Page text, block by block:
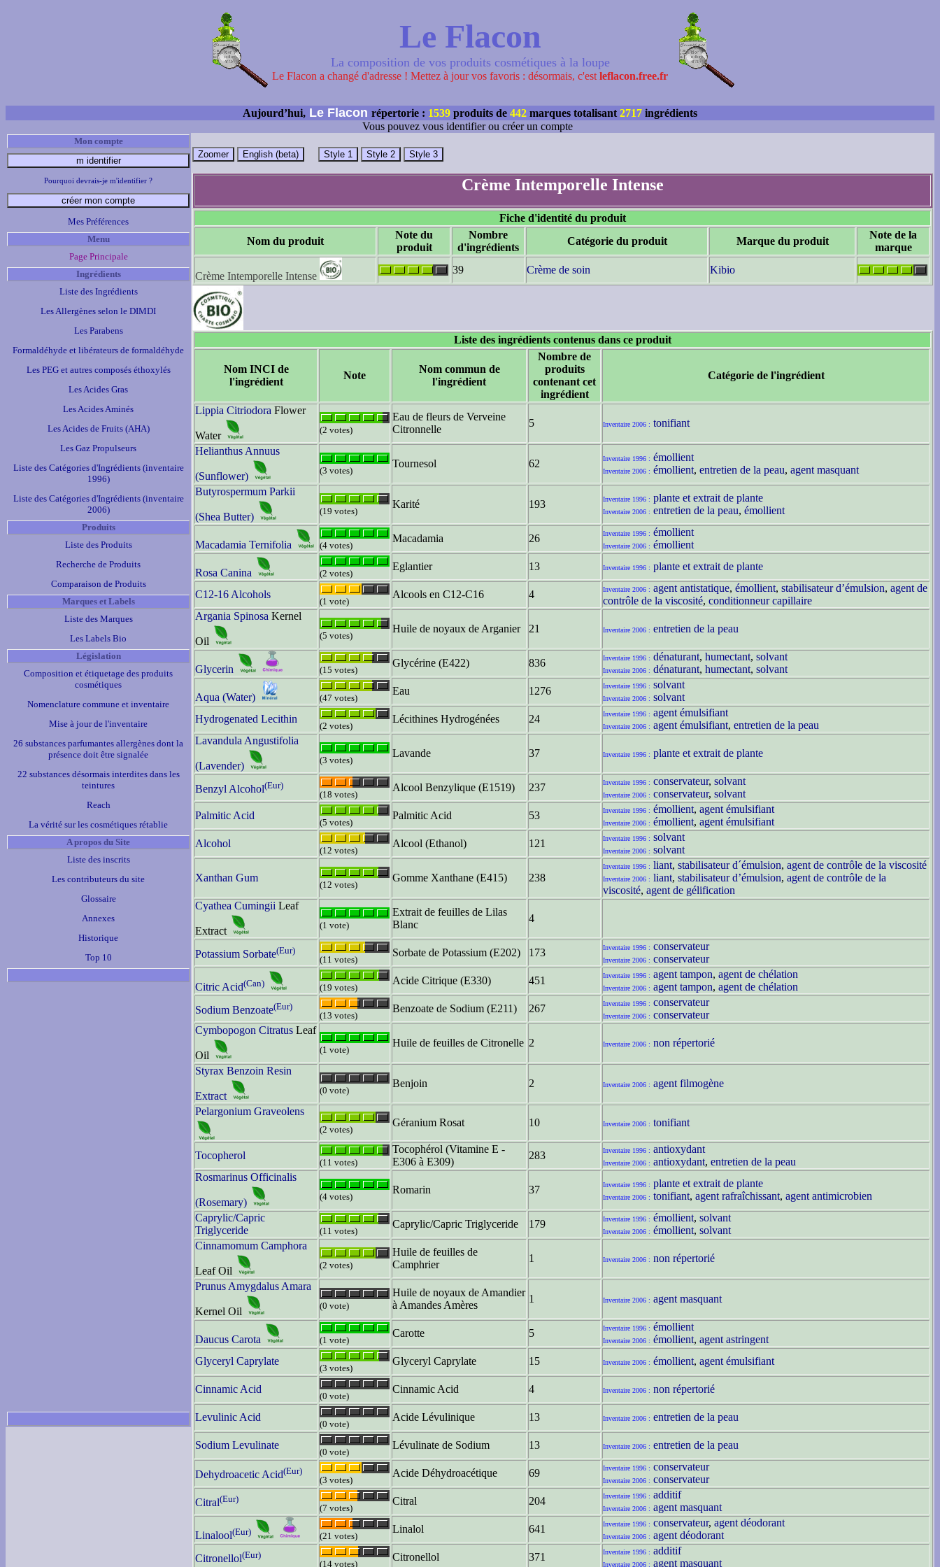
Le Flacon
La composition de vos produits cosmétiques à la loupe
Le Flacon a changé d'adresse ! Mettez à jour vos favoris : désormais, c'est leflacon.free.fr
Aujourd’hui, Le Flacon répertorie : 1539 produits de 442 marques totalisant 2717 ingrédients
Vous pouvez vous identifier ou créer un compte
Mon compte
Pourquoi devrais-je m'identifier ?
Mes Préférences
Menu
Page Principale
Ingrédients
Liste des Ingrédients
Les Allergènes selon le DIMDI
Les Parabens
Formaldéhyde et libérateurs de formaldéhyde
Les PEG et autres composés éthoxylés
Les Acides Gras
Les Acides Aminés
Les Acides de Fruits (AHA)
Les Gaz Propulseurs
Liste des Catégories d'Ingrédients (inventaire
1996)
Liste des Catégories d'Ingrédients (inventaire
2006)
Produits
Liste des Produits
Recherche de Produits
Comparaison de Produits
Marques et Labels
Liste des Marques
Les Labels Bio
Législation
Composition et étiquetage des produits
cosmétiques
Nomenclature commune et inventaire
Mise à jour de l'inventaire
26 substances parfumantes allergènes dont la
présence doit être signalée
22 substances désormais interdites dans les
teintures
Reach
La vérité sur les cosmétiques rétablie
A propos du Site
Liste des inscrits
Les contributeurs du site
Glossaire
Annexes
Historique
Top 10
Crème Intemporelle Intense
Fiche d'identité du produit
Nom du produit
Note du
produit
Nombre
d'ingrédients
Catégorie du produit Marque du produit
Note de la
marque
Crème Intemporelle Intense
39 Crème de soin Kibio
Liste des ingrédients contenus dans ce produit
Nom INCI de
l'ingrédient
Note
Nom commun de
l'ingrédient
Nombre de
produits
contenant cet
ingrédient
Catégorie de l'ingrédient
Lippia Citriodora Flower
Water (2 votes)
Eau de fleurs de Verveine
Citronnelle
5 Inventaire 2006 : tonifiant
Helianthus Annuus
(Sunflower) (3 votes)
Tournesol 62 Inventaire 1996 : émollient
Inventaire 2006 : émollient, entretien de la peau, agent masquant
Butyrospermum Parkii
(Shea Butter) (19 votes)
Karité 193 Inventaire 1996 : plante et extrait de plante
Inventaire 2006 : entretien de la peau, émollient
Macadamia Ternifolia (4 votes)
Macadamia 26 Inventaire 1996 : émollient
Inventaire 2006 : émollient
Rosa Canina (2 votes)
Eglantier 13 Inventaire 1996 : plante et extrait de plante
C12-16 Alcohols
(1 vote)
Alcools en C12-C16 4 Inventaire 2006 : agent antistatique, émollient, stabilisateur d’émulsion, agent de
contrôle de la viscosité, conditionneur capillaire
Argania Spinosa Kernel
Oil (5 votes)
Huile de noyaux de Arganier 21 Inventaire 2006 : entretien de la peau
Glycerin (15 votes)
Glycérine (E422) 836 Inventaire 1996 : dénaturant, humectant, solvant
Inventaire 2006 : dénaturant, humectant, solvant
Aqua (Water) (47 votes)
Eau 1276 Inventaire 1996 : solvant
Inventaire 2006 : solvant
Hydrogenated Lecithin
(2 votes)
Lécithines Hydrogénées 24 Inventaire 1996 : agent émulsifiant
Inventaire 2006 : agent émulsifiant, entretien de la peau
Lavandula Angustifolia
(Lavender) (3 votes)
Lavande 37 Inventaire 1996 : plante et extrait de plante
Benzyl Alcohol(Eur)
(18 votes)
Alcool Benzylique (E1519) 237 Inventaire 1996 : conservateur, solvant
Inventaire 2006 : conservateur, solvant
Palmitic Acid
(5 votes)
Palmitic Acid 53 Inventaire 1996 : émollient, agent émulsifiant
Inventaire 2006 : émollient, agent émulsifiant
Alcohol
(12 votes)
Alcool (Ethanol) 121 Inventaire 1996 : solvant
Inventaire 2006 : solvant
Xanthan Gum
(12 votes)
Gomme Xanthane (E415) 238
Inventaire 1996 : liant, stabilisateur d´émulsion, agent de contrôle de la viscosité
Inventaire 2006 : liant, stabilisateur d’émulsion, agent de contrôle de la
viscosité, agent de gélification
Cyathea Cumingii Leaf
Extract (1 vote)
Extrait de feuilles de Lilas
Blanc
4
Potassium Sorbate(Eur)
(11 votes)
Sorbate de Potassium (E202) 173 Inventaire 1996 : conservateur
Inventaire 2006 : conservateur
Citric Acid(Can) (19 votes)
Acide Citrique (E330) 451 Inventaire 1996 : agent tampon, agent de chélation
Inventaire 2006 : agent tampon, agent de chélation
Sodium Benzoate(Eur)
(13 votes)
Benzoate de Sodium (E211) 267 Inventaire 1996 : conservateur
Inventaire 2006 : conservateur
Cymbopogon Citratus Leaf
Oil (1 vote)
Huile de feuilles de Citronelle 2 Inventaire 2006 : non répertorié
Styrax Benzoin Resin
Extract (0 vote)
Benjoin 2 Inventaire 2006 : agent filmogène
Pelargonium Graveolens
(2 votes)
Géranium Rosat 10 Inventaire 2006 : tonifiant
Tocopherol
(11 votes)
Tocophérol (Vitamine E -
E306 à E309)
283 Inventaire 1996 : antioxydant
Inventaire 2006 : antioxydant, entretien de la peau
Rosmarinus Officinalis
(Rosemary) (4 votes)
Romarin 37 Inventaire 1996 : plante et extrait de plante
Inventaire 2006 : tonifiant, agent rafraîchissant, agent antimicrobien
Caprylic/Capric
Triglyceride
(11 votes)
Caprylic/Capric Triglyceride 179 Inventaire 1996 : émollient, solvant
Inventaire 2006 : émollient, solvant
Cinnamomum Camphora
Leaf Oil (2 votes)
Huile de feuilles de
Camphrier
1 Inventaire 2006 : non répertorié
Prunus Amygdalus Amara
Kernel Oil (0 vote)
Huile de noyaux de Amandier
à Amandes Amères
1 Inventaire 2006 : agent masquant
Daucus Carota (1 vote)
Carotte 5 Inventaire 1996 : émollient
Inventaire 2006 : émollient, agent astringent
Glyceryl Caprylate
(3 votes)
Glyceryl Caprylate 15 Inventaire 2006 : émollient, agent émulsifiant
Cinnamic Acid
(0 vote)
Cinnamic Acid 4 Inventaire 2006 : non répertorié
Levulinic Acid
(0 vote)
Acide Lévulinique 13 Inventaire 2006 : entretien de la peau
Sodium Levulinate
(0 vote)
Lévulinate de Sodium 13 Inventaire 2006 : entretien de la peau
Dehydroacetic Acid(Eur)
(3 votes)
Acide Déhydroacétique 69 Inventaire 1996 : conservateur
Inventaire 2006 : conservateur
Citral(Eur)
(7 votes)
Citral 204 Inventaire 1996 : additif
Inventaire 2006 : agent masquant
Linalool(Eur) (21 votes)
Linalol 641 Inventaire 1996 : conservateur, agent déodorant
Inventaire 2006 : agent déodorant
Citronellol(Eur)
(14 votes)
Citronellol 371 Inventaire 1996 : additif
Inventaire 2006 : agent masquant